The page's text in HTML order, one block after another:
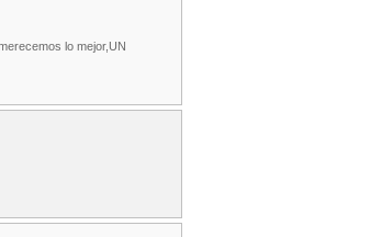
lo mejor,UN